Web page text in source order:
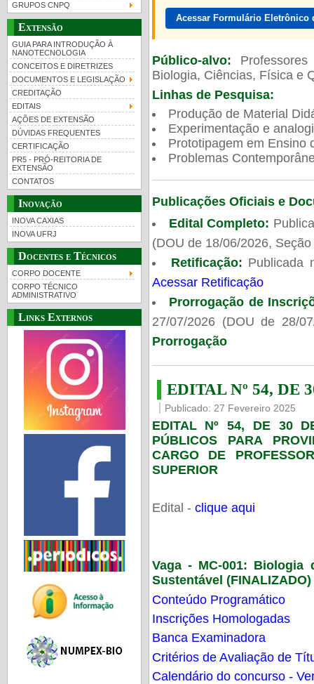
GRUPOS CNPQ
Extensão
GUIA PARA INTRODUÇÃO À
NANOTECNOLOGIA
CONCEITOS E DIRETRIZES
DOCUMENTOS E LEGISLAÇÃO
CREDITAÇÃO
EDITAIS
AÇÕES DE EXTENSÃO
DÚVIDAS FREQUENTES
CERTIFICAÇÃO
PR5 - PRÓ-REITORIA DE
EXTENSÃO
CONTATOS
Inovação
INOVA CAXIAS
INOVA UFRJ
Docentes e Técnicos
CORPO DOCENTE
CORPO TÉCNICO
ADMINISTRATIVO
Links Externos
Acessar Formulário
Público-alvo:
Biologia, Ciências, Física e
Linhas de Pesquisa:
Produção de Material
Experimentação e
Prototipagem em Ensino
Problemas
Publicações Oficiais e
Edital Completo:
(DOU de 18/06/2026,
Retificação: Publicada
Acessar Retificação
Prorrogação de
27/07/2026 (DOU de 28/
Prorrogação
EDITAL Nº 54, DE
Publicado: 27 Fevereiro 2025
EDITAL Nº 54, DE 30
PÚBLICOS PARA
CARGO DE
SUPERIOR
Edital - clique aqui
Vaga - MC-001: Biologia
Sustentável (FINALIZADO)
Conteúdo Programático
Inscrições Homologadas
Banca Examinadora
Critérios de Avaliação de
Calendário do concurso -